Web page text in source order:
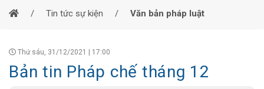
Tin tức sự kiện Văn bản pháp luật
Thứ sáu, 31/12/2021 | 17:00
Bản tin Pháp chế tháng 12